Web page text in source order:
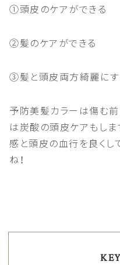
①頭皮のケアができる
②髪のケアができる
③髪と頭皮両方綺麗にす
予防美髪カラーは傷む前
は炭酸の頭皮ケアもしま
感と頭皮の血行を良くし
ね！